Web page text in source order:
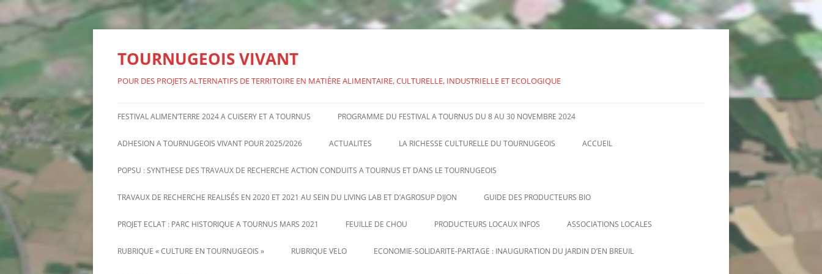
Aller
contenu
TOURNUGEOIS VIVANT
POUR DES PROJETS ALTERNATIFS DE TERRITOIRE EN MATIÈRE ALIMENTAIRE, CULTURELLE, INDUSTRIELLE ET ECOLOGIQUE
FESTIVAL ALIMEN’TERRE 2024 A CUISERY ET A TOURNUS PROGRAMME DU FESTIVAL A TOURNUS DU 8 AU 30 NOVEMBRE 2024
FESTIVAL ALIMEN’TERRE 2024 –
SAVARIN
ADHESION A TOURNUGEOIS VIVANT POUR 2025/2026 ACTUALITES LA RICHESSE CULTURELLE DU TOURNUGEOIS ACCUEIL
POPSU : SYNTHESE DES TRAVAUX DE RECHERCHE ACTION CONDUITS A TOURNUS ET DANS LE TOURNUGEOIS
TRAVAUX DE RECHERCHE REALISÉS EN 2020 ET 2021 AU SEIN DU LIVING LAB ET D’AGROSUP DIJON GUIDE DES PRODUCTEURS BIO
PROJET ECLAT : PARC HISTORIQUE A TOURNUS MARS 2021
INFORMATIONS RECENTES SUR
FEUILLE DE CHOU
FEUILLE DE CHOU DE TV N°8
PRODUCTEURS LOCAUX INFOS
VENTES DIRECTES PAR
ASSOCIATIONS LOCALES
AMAP DE NIZEREL
RUBRIQUE « CULTURE EN TOURNUGEOIS » RUBRIQUE VELO ECONOMIE-SOLIDARITE-PARTAGE : INAUGURATION DU JARDIN D’EN BREUIL